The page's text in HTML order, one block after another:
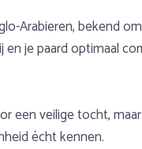
Arabieren, bekend
je paard optimaal
een veilige tocht,
écht kennen.